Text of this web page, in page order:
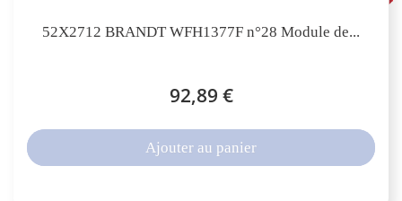
52X2712 BRANDT WFH1377F n°28 Module de...
92,89 €
Ajouter au panier